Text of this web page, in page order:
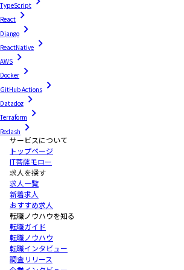
TypeScript
React
Django
ReactNative
AWS
Docker
GitHub Actions
Datadog
Terraform
Redash
サービスについて
トップページ
IT菩薩モロー
求人を探す
求人一覧
新着求人
おすすめ求人
転職ノウハウを知る
転職ガイド
転職ノウハウ
転職インタビュー
調査リリース